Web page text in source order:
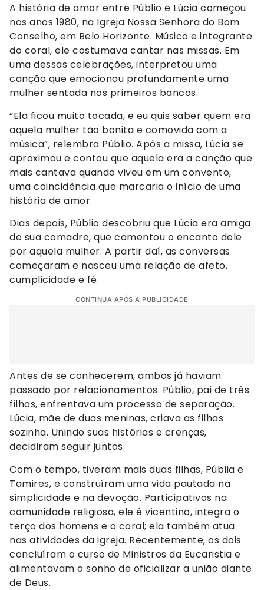
A história de amor entre Públio e Lúcia começou
nos anos 1980, na Igreja Nossa Senhora do Bom
Conselho, em Belo Horizonte. Músico e integrante
do coral, ele costumava cantar nas missas. Em
uma dessas celebrações, interpretou uma
canção que emocionou profundamente uma
mulher sentada nos primeiros bancos.
“Ela ficou muito tocada, e eu quis saber quem era
aquela mulher tão bonita e comovida com a
música”, relembra Públio. Após a missa, Lúcia se
aproximou e contou que aquela era a canção que
mais cantava quando viveu em um convento,
uma coincidência que marcaria o início de uma
história de amor.
Dias depois, Públio descobriu que Lúcia era amiga
de sua comadre, que comentou o encanto dele
por aquela mulher. A partir daí, as conversas
começaram e nasceu uma relação de afeto,
cumplicidade e fé.
CONTINUA APÓS A PUBLICIDADE
Antes de se conhecerem, ambos já haviam
passado por relacionamentos. Públio, pai de três
filhos, enfrentava um processo de separação.
Lúcia, mãe de duas meninas, criava as filhas
sozinha. Unindo suas histórias e crenças,
decidiram seguir juntos.
Com o tempo, tiveram mais duas filhas, Públia e
Tamires, e construíram uma vida pautada na
simplicidade e na devoção. Participativos na
comunidade religiosa, ele é vicentino, integra o
terço dos homens e o coral; ela também atua
nas atividades da igreja. Recentemente, os dois
concluíram o curso de Ministros da Eucaristia e
alimentavam o sonho de oficializar a união diante
de Deus.